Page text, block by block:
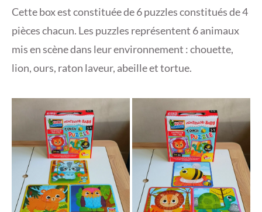
Cette box est constituée de 6 puzzles constitués de 4
pièces chacun. Les puzzles représentent 6 animaux
mis en scène dans leur environnement : chouette,
lion, ours, raton laveur, abeille et tortue.